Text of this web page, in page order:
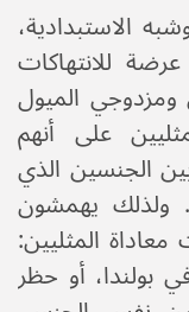
الاستبدادية،
للانتهاكات
ومزدوجي الميول
على أنهم
الجنسين الذي
ولذلك يهمشون
المثليين:
بولندا، أو حظر